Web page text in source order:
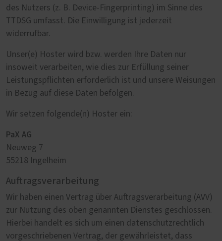
des Nutzers (z. B. Device-Fingerprinting) im Sinne des
TTDSG umfasst. Die Einwilligung ist jederzeit
widerrufbar.
Unser(e) Hoster wird bzw. werden Ihre Daten nur
insoweit verarbeiten, wie dies zur Erfüllung seiner
Leistungspflichten erforderlich ist und unsere Weisungen
in Bezug auf diese Daten befolgen.
Wir setzen folgende(n) Hoster ein:
PaX AG
Neuweg 7
55218 Ingelheim
Auftragsverarbeitung
Wir haben einen Vertrag über Auftragsverarbeitung (AVV)
zur Nutzung des oben genannten Dienstes geschlossen.
Hierbei handelt es sich um einen datenschutzrechtlich
vorgeschriebenen Vertrag, der gewährleistet, dass